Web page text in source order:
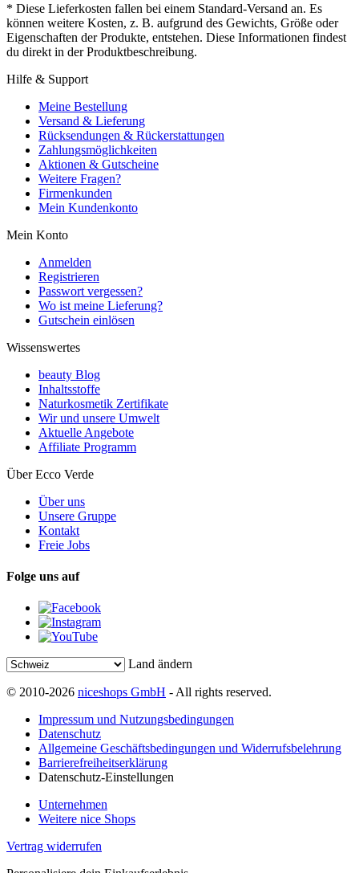
* Diese Lieferkosten fallen bei einem Standard-Versand an. Es
können weitere Kosten, z. B. aufgrund des Gewichts, Größe oder
Eigenschaften der Produkte, entstehen. Diese Informationen findest
du direkt in der Produktbeschreibung.
Hilfe & Support
Meine Bestellung
Versand & Lieferung
Rücksendungen & Rückerstattungen
Zahlungsmöglichkeiten
Aktionen & Gutscheine
Weitere Fragen?
Firmenkunden
Mein Kundenkonto
Mein Konto
Anmelden
Registrieren
Passwort vergessen?
Wo ist meine Lieferung?
Gutschein einlösen
Wissenswertes
beauty Blog
Inhaltsstoffe
Naturkosmetik Zertifikate
Wir und unsere Umwelt
Aktuelle Angebote
Affiliate Programm
Über Ecco Verde
Über uns
Unsere Gruppe
Kontakt
Freie Jobs
Folge uns auf
Land ändern
© 2010-2026 niceshops GmbH - All rights reserved.
Impressum und Nutzungsbedingungen
Datenschutz
Allgemeine Geschäftsbedingungen und Widerrufsbelehrung
Barrierefreiheitserklärung
Datenschutz-Einstellungen
Unternehmen
Weitere nice Shops
Vertrag widerrufen